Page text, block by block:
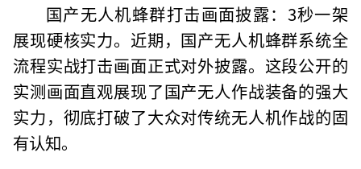
国产无人机蜂群打击画面披露：3秒一架
展现硬核实力。近期，国产无人机蜂群系统全
流程实战打击画面正式对外披露。这段公开的
实测画面直观展现了国产无人作战装备的强大
实力，彻底打破了大众对传统无人机作战的固
有认知。